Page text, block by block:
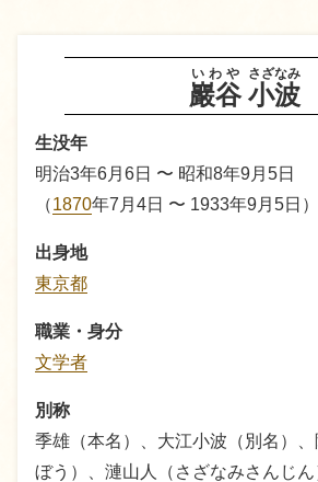
巖谷
いわや
小波
さざなみ
生没年
明治3年6月6日 〜 昭和8年9月5日
（1870年7月4日 〜 1933年9月5日）
出身地
東京都
職業・身分
文学者
別称
季雄（本名）、大江小波（別名）
ぼう）、漣山人（さざなみさんじん